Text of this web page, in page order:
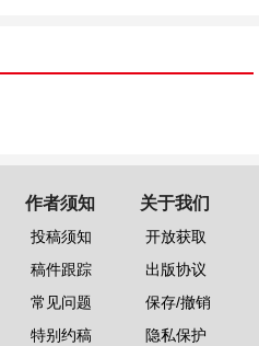
作者须知
投稿须知
稿件跟踪
常见问题
特别约稿
关于我们
开放获取
出版协议
保存/撤销
隐私保护